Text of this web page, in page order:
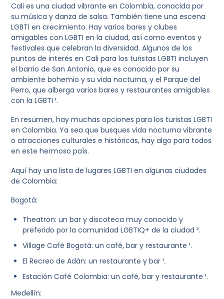
Cali es una ciudad vibrante en Colombia, conocida por
su música y danza de salsa. También tiene una escena
LGBTI en crecimiento. Hay varios bares y clubes
amigables con LGBTI en la ciudad, así como eventos y
festivales que celebran la diversidad. Algunos de los
puntos de interés en Cali para los turistas LGBTI incluyen
el barrio de San Antonio, que es conocido por su
ambiente bohemio y su vida nocturna, y el Parque del
Perro, que alberga varios bares y restaurantes amigables
con la LGBTI ¹.
En resumen, hay muchas opciones para los turistas LGBTI
en Colombia. Ya sea que busques vida nocturna vibrante
o atracciones culturales e históricas, hay algo para todos
en este hermoso país.
Aquí hay una lista de lugares LGBTI en algunas ciudades
de Colombia:
Bogotá:
Theatron: un bar y discoteca muy conocido y
preferido por la comunidad LGBTIQ+ de la ciudad ³.
Village Café Bogotá: un café, bar y restaurante ¹.
El Recreo de Adán: un restaurante y bar ¹.
Estación Café Colombia: un café, bar y restaurante ¹.
Medellín: